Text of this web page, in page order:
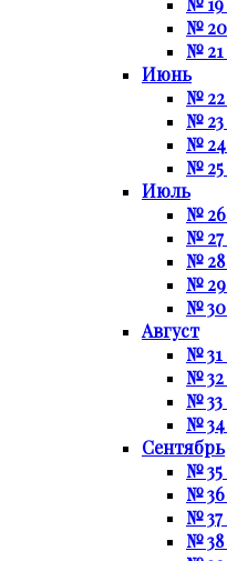
№ 20
№ 21
Июнь
№ 22
№ 23
№ 24
№ 25
Июль
№ 26
№ 27
№ 28
№ 29
№ 30
Август
№ 31
№ 32
№ 33
№ 34
Сентябрь
№ 35
№ 36
№ 37
№ 38